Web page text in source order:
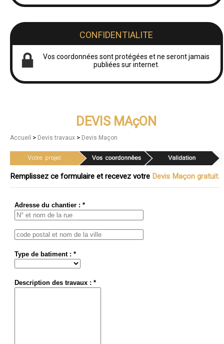
CONFIDENTIALITE
Vos coordonnées sont protégées et ne seront jamais
publiées sur internet.
DEVIS MAçON
Accueil > Devis travaux > Devis Maçon
Remplissez ce formulaire et recevez votre Devis Maçon gratuit.
Adresse du chantier : *
Type de batiment : *
Description des travaux : *